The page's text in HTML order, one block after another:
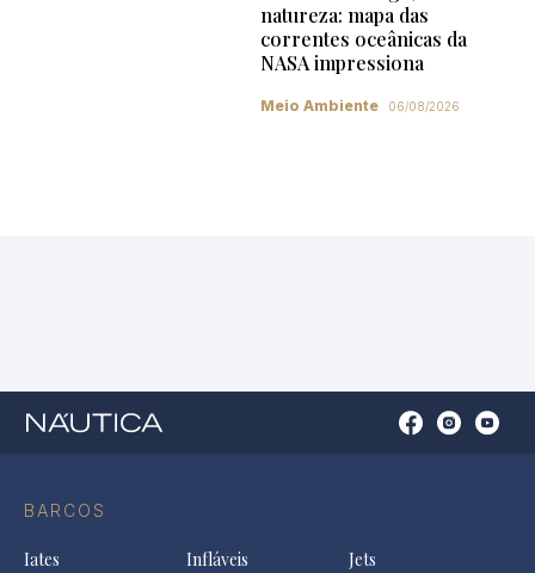
natureza: mapa das
correntes oceânicas da
NASA impressiona
Meio Ambiente 06/08/2026
BARCOS
Iates Infláveis
Jets
OpenOpenOpen